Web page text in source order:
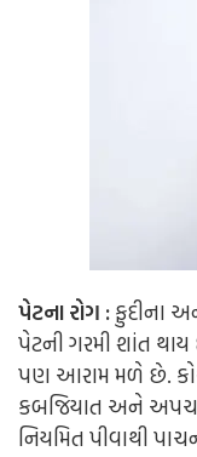
પેટના રોગ :ફુદીના
પેટની ગરમી શાંત
પણ આરામ મળે છે.
કબજિયાત અને
નિયમિત પીવાથી